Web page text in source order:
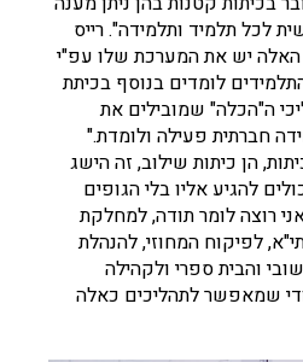
לכל תלמיד ותלמידה". רייס
האלה יש את המערכת שלו עפ"י
לומדים בנוסף בכיתת
ה"הכלה" שמובילים את
חברתית פעילה ולומדת."
21 כיתות לימוד 5 כיתות, הן כיתות שילוב, זה הישג
להגיע אליו בלי הגופים
רוצה לומר תודה, למחלקת
לפיקוח המחוזי, להנהלת
והבית ספרי ולקהילה
שמאפשר לתהליכים כאלה